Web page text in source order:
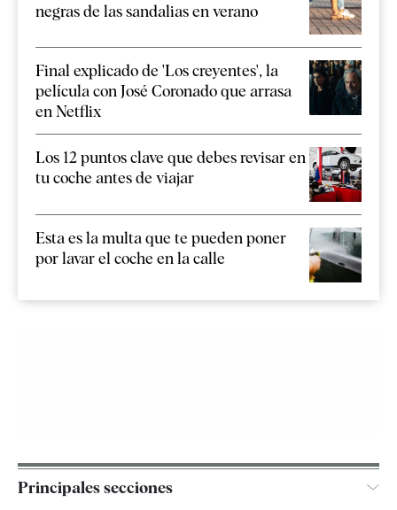
negras de las sandalias en verano
Final explicado de 'Los creyentes', la
película con José Coronado que arrasa
en Netflix
Los 12 puntos clave que debes revisar en
tu coche antes de viajar
Esta es la multa que te pueden poner
por lavar el coche en la calle
Principales secciones